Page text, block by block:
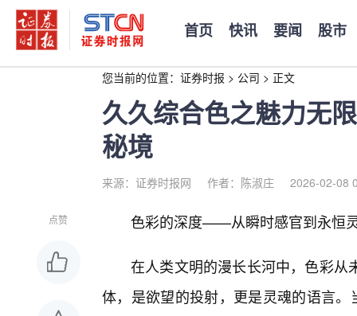
首页 快讯 要闻 股市
您当前的位置： 证券时报 > 公司 > 正文
久久综合色之魅力无
秘境
来源：证券时报网 作者：陈淑庄 2026-02-08
点赞 色彩的深度——从瞬时感官到永恒
在人类文明的漫长长河中，色彩从
体，是欲望的投射，更是灵魂的语言